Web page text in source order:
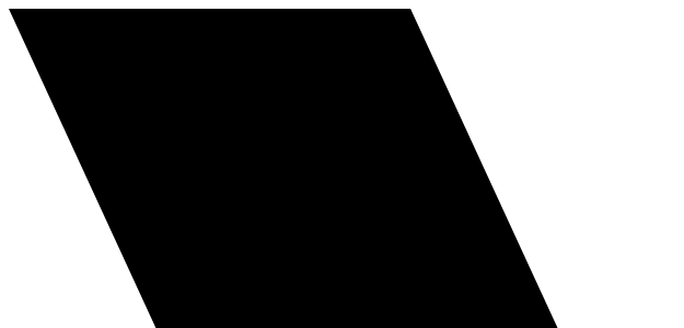
Перейти
содержимому